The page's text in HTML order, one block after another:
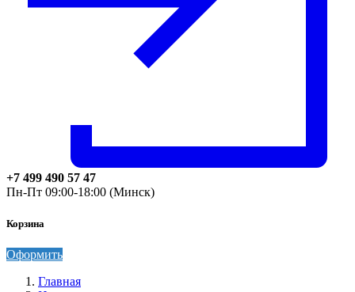
+7 499 490 57 47
Пн-Пт 09:00-18:00 (Минск)
Корзина
Оформить
Главная